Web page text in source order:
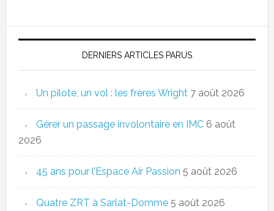
DERNIERS ARTICLES PARUS
Un pilote, un vol : les frères Wright 7 août 2026
Gérer un passage involontaire en IMC 6 août
2026
45 ans pour l’Espace Air Passion 5 août 2026
Quatre ZRT à Sarlat-Domme 5 août 2026